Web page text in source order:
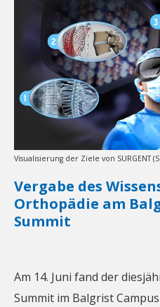
Visualisierung der Ziele von SURGENT
Vergabe des
Orthopädie am
Summit
Am 14. Juni fand der
Summit im Balgrist